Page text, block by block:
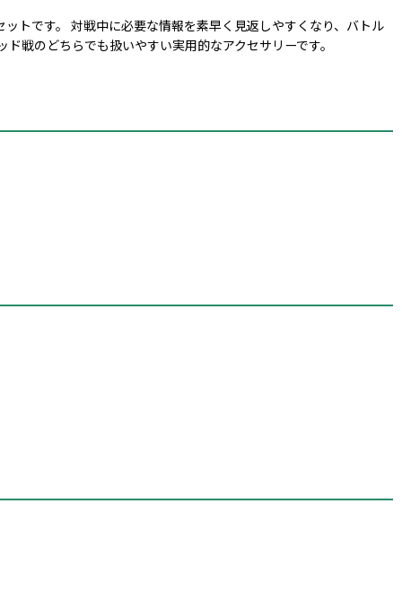
トです。 対戦中に必要な情報を素早く見返しやすくなり、バトル
戦のどちらでも扱いやすい実用的なアクセサリーです。